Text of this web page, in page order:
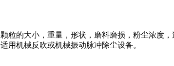
粒的大小，重量，形状，磨料磨损，粉尘浓度
用机械反吹或机械振动脉冲除尘设备。